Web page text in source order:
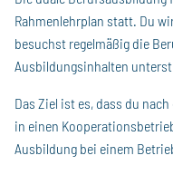
Rahmenlehrplan statt. Du
besuchst regelmäßig die
Ausbildungsinhalten
Das Ziel ist es, dass du
in einen
Ausbildung bei einem